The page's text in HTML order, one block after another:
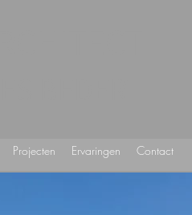
Projecten Ervaringen Contact